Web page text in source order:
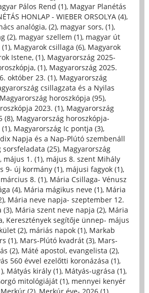
Pálos Rend (1), Magyar Planétás
HONLAP - WIEBER ORSOLYA (4),
analógia, (2), magyar sors, (1),
(2), magyar szellem (1), magyar út
, Magyarok csillaga (6), Magyarok
Istene, (1), Magyarország 2025-
(1), Magyarország 2025.
október 23. (1), Magyarország
csillagzata és a Nyilas
Magyarország horoszkópja (95),
2023. (1), Magyarország
(8), Magyarország horoszkópja-
, Magyarország Ic pontja (3),
Napja és a Nap-Plútó szembenáll
sorsfeladata (25), Magyarország
, május 1. (1), május 8. szent Mihály
9- új kormány (1), májusi fagyok (1),
március 8. (1), Mária Csillaga- Vénusz
(4), Mária mágikus neve (1), Mária
, Mária neve napja- szeptember 12.
(3), Mária szent neve napja (2), Mária
Keresztények segítője ünnep- május
(2), máriás napok (1), Markab
(1), Mars-Plútó kvadrát (3), Mars-
(2), Máté apostol, evangelista (2),
560 évvel ezelőtti koronázása (1),
, Mátyás király (1), Mátyás-ugrása (1),
mitológiáját (1), mennyei kenyér